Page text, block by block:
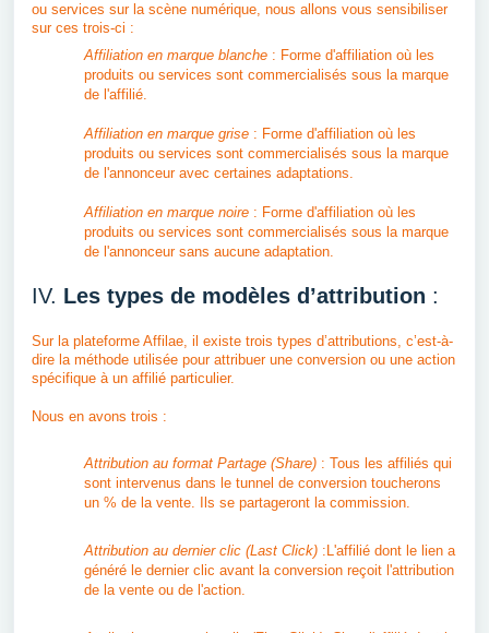
ou services sur la scène numérique, nous allons vous sensibiliser
sur ces trois-ci :
Affiliation en marque blanche : Forme d'affiliation où les
produits ou services sont commercialisés sous la marque
de l'affilié.
Affiliation en marque grise : Forme d'affiliation où les
produits ou services sont commercialisés sous la marque
de l'annonceur avec certaines adaptations.
Affiliation en marque noire : Forme d'affiliation où les
produits ou services sont commercialisés sous la marque
de l'annonceur sans aucune adaptation.
IV. Les types de modèles d’attribution :
Sur la plateforme Affilae, il existe trois types d’attributions, c’est-à-
dire la méthode utilisée pour attribuer une conversion ou une action
spécifique à un affilié particulier.
Nous en avons trois :
Attribution au format Partage (Share) : Tous les affiliés qui
sont intervenus dans le tunnel de conversion toucherons
un % de la vente. Ils se partageront la commission.
Attribution au dernier clic (Last Click) :L'affilié dont le lien a
généré le dernier clic avant la conversion reçoit l'attribution
de la vente ou de l'action.